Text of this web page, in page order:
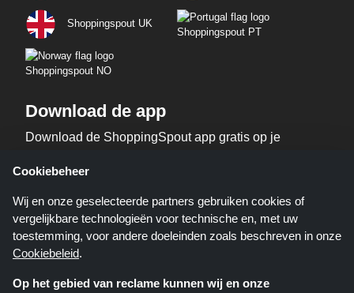
Shoppingspout UK
Shoppingspout PT
Shoppingspout NO
Download de app
Download de ShoppingSpout app gratis op je
Cookiebeheer
Wij en onze geselecteerde partners gebruiken cookies of
vergelijkbare technologieën voor technische en, met uw
toestemming, voor andere doeleinden zoals beschreven in onze
Cookiebeleid.
Op het gebied van reclame kunnen wij en onze